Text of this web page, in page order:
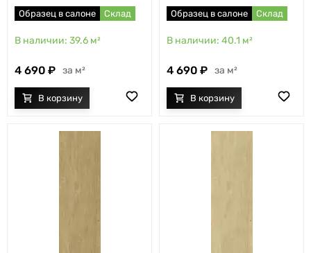
Образец в салоне Склад
39.6 м²
4 690 м²
Образец в салоне Склад
40.1 м²
4 690 м²